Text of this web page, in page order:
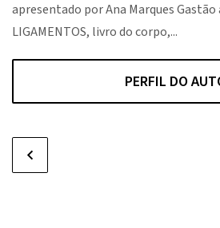
apresentado por Ana Marques Gastão
LIGAMENTOS, livro do corpo,...
PERFIL DO